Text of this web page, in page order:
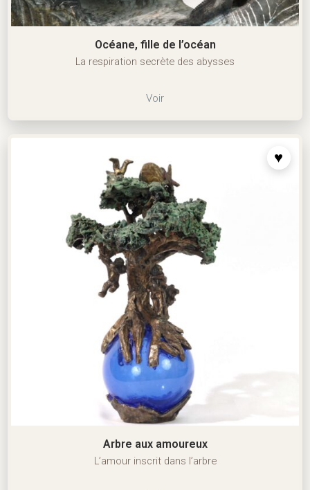
Océane, fille de l’océan
La respiration secrète des abysses
Voir
Arbre aux amoureux
L’amour inscrit dans l’arbre